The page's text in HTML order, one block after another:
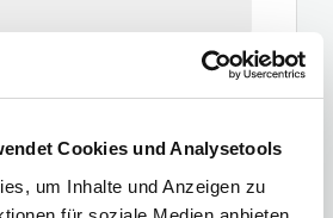
Cookies und Analysetools
um Inhalte und Anzeigen zu